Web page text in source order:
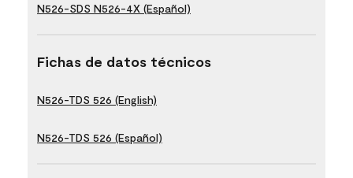
N526-SDS N526-4X (Español)
Fichas de datos técnicos
N526-TDS 526 (English)
N526-TDS 526 (Español)